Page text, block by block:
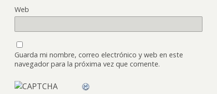
Web
Guarda mi nombre, correo electrónico y web en este
navegador para la próxima vez que comente.